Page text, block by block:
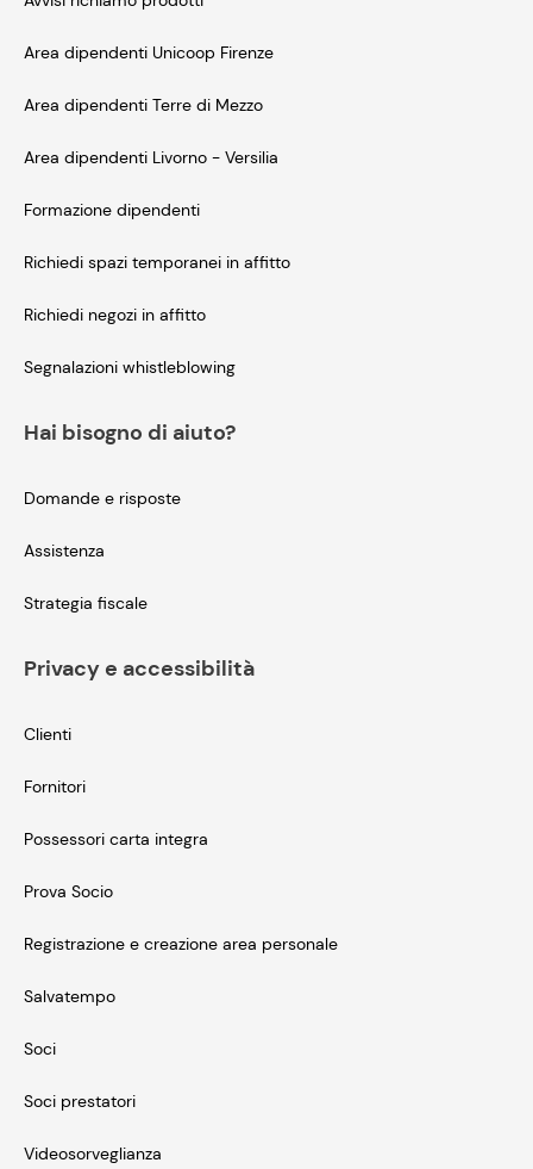
Area dipendenti Unicoop Firenze
Area dipendenti Terre di Mezzo
Area dipendenti Livorno - Versilia
Formazione dipendenti
Richiedi spazi temporanei in affitto
Richiedi negozi in affitto
Segnalazioni whistleblowing
Hai bisogno di aiuto?
Domande e risposte
Assistenza
Strategia fiscale
Privacy e accessibilità
Clienti
Fornitori
Possessori carta integra
Prova Socio
Registrazione e creazione area personale
Salvatempo
Soci
Soci prestatori
Videosorveglianza